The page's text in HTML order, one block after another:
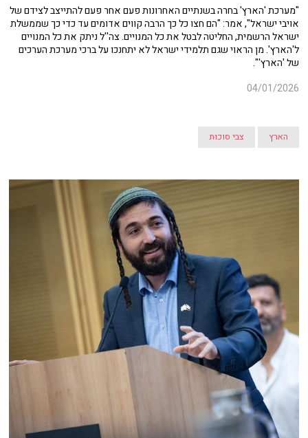
"מערכת 'הארץ' בחרה בשנתיים האחרונות פעם אחר פעם להתייצב לצידם של
אויבי ישראל", אמר: "הם חצו כל כך הרבה קווים אדומים עד כדי כך שממשלת
ישראל הרשמית, החליטה לבטל את כל המנויים. צה''ל ניתק את כל המנויים
ל'הארץ'. מן הראוי שגם תלמידי ישראל לא יתחנכו על ברכי מערכת הערכים
של 'הארץ'".
04/01/2026
הארץ צבי סוכות